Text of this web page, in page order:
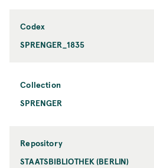
Codex
SPRENGER_1835
Collection
SPRENGER
Repository
STAATSBIBLIOTHEK (BERLIN)